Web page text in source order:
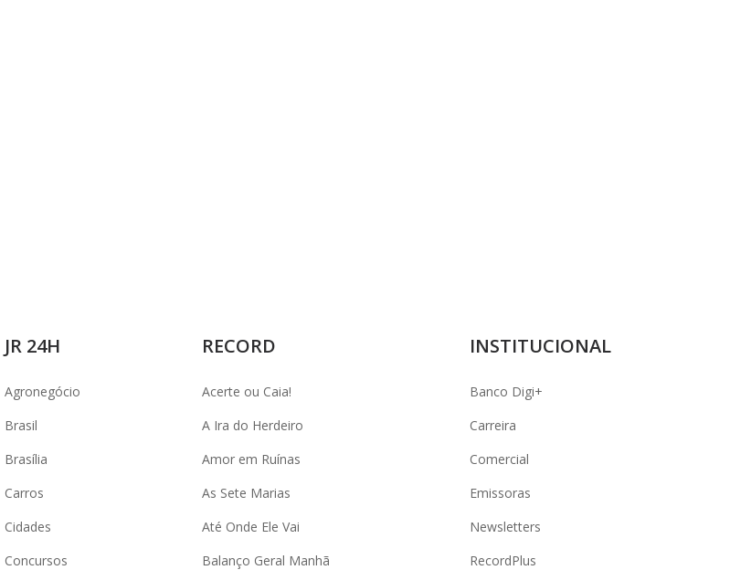
JR 24H
Agronegócio
Brasil
Brasília
Carros
Cidades
Concursos
RECORD
Acerte ou Caia!
A Ira do Herdeiro
Amor em Ruínas
As Sete Marias
Até Onde Ele Vai
Balanço Geral Manhã
INSTITUCIONAL
Banco Digi+
Carreira
Comercial
Emissoras
Newsletters
RecordPlus